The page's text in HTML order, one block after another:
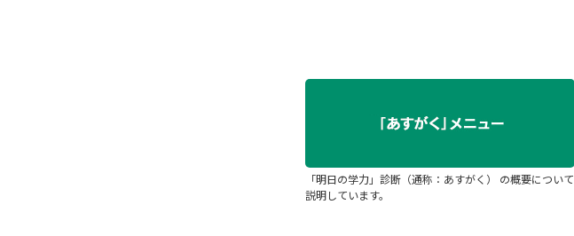
「明日の学力」診断（通称：あすがく） の概要について
説明しています。